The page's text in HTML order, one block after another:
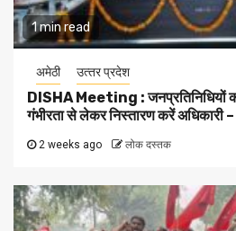
1 min read
अमेठी उत्‍तर प्रदेश
DISHA Meeting : जनप्रतिनिधियों की
गंभीरता से लेकर निस्तारण करें अधिकारी
2 weeks ago लोक दस्तक